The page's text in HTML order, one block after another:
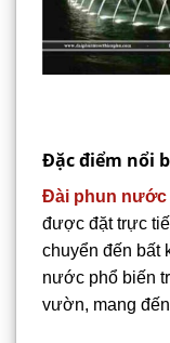
Đặc điểm nổi
Đài phun nước
được đặt trực
chuyển đến bất
nước phổ biến
vườn, mang